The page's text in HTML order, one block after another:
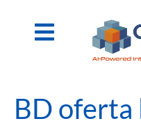
BD oferta